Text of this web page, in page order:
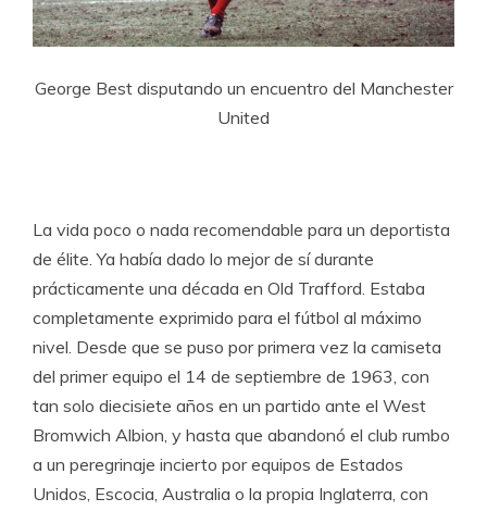
George Best disputando un encuentro del Manchester
United
La vida poco o nada recomendable para un deportista
de élite. Ya había dado lo mejor de sí durante
prácticamente una década en Old Trafford. Estaba
completamente exprimido para el fútbol al máximo
nivel. Desde que se puso por primera vez la camiseta
del primer equipo el 14 de septiembre de 1963, con
tan solo diecisiete años en un partido ante el West
Bromwich Albion, y hasta que abandonó el club rumbo
a un peregrinaje incierto por equipos de Estados
Unidos, Escocia, Australia o la propia Inglaterra, con